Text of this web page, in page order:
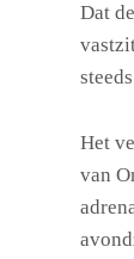
Dat
Het
van